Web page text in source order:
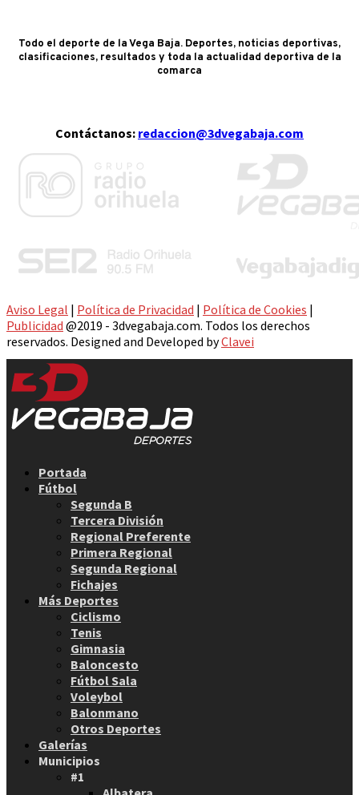
Todo el deporte de la Vega Baja. Deportes, noticias deportivas,
clasificaciones, resultados y toda la actualidad deportiva de la
comarca
Contáctanos: redaccion@3dvegabaja.com
Aviso Legal | Política de Privacidad | Política de Cookies |
Publicidad @2019 - 3dvegabaja.com. Todos los derechos
reservados. Designed and Developed byClavei
Portada
Fútbol
Segunda B
Tercera División
Regional Preferente
Primera Regional
Segunda Regional
Fichajes
Más Deportes
Ciclismo
Tenis
Gimnasia
Baloncesto
Fútbol Sala
Voleybol
Balonmano
Otros Deportes
Galerías
Municipios
#1